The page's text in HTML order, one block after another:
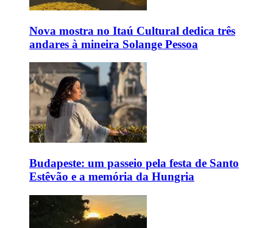
Nova mostra no Itaú Cultural dedica três
andares à mineira Solange Pessoa
Budapeste: um passeio pela festa de Santo
Estêvão e a memória da Hungria